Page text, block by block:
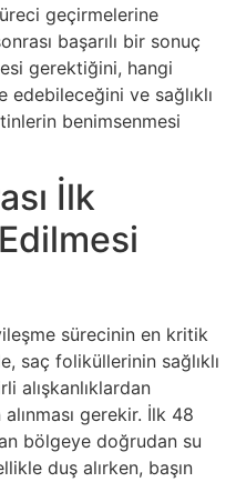
geçirmelerine
başarılı bir sonuç
gerektiğini, hangi
edebileceğini ve sağlıklı
benimsenmesi
İlk
sürecinin en kritik
saç foliküllerinin sağlıklı
alışkanlıklardan
alınması gerekir. İlk 48
bölgeye doğrudan su
duş alırken, başın